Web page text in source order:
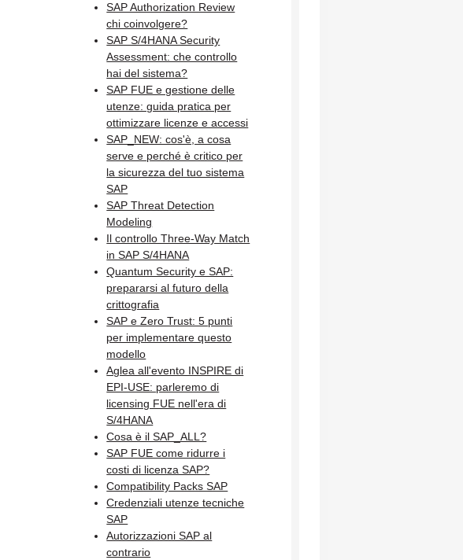
SAP Authorization Review
chi coinvolgere?
SAP S/4HANA Security
Assessment: che controllo
hai del sistema?
SAP FUE e gestione delle
utenze: guida pratica per
ottimizzare licenze e accessi
SAP_NEW: cos'è, a cosa
serve e perché è critico per
la sicurezza del tuo sistema
SAP
SAP Threat Detection
Modeling
Il controllo Three-Way Match
in SAP S/4HANA
Quantum Security e SAP:
prepararsi al futuro della
crittografia
SAP e Zero Trust: 5 punti
per implementare questo
modello
Aglea all'evento INSPIRE di
EPI-USE: parleremo di
licensing FUE nell'era di
S/4HANA
Cosa è il SAP_ALL?
SAP FUE come ridurre i
costi di licenza SAP?
Compatibility Packs SAP
Credenziali utenze tecniche
SAP
Autorizzazioni SAP al
contrario